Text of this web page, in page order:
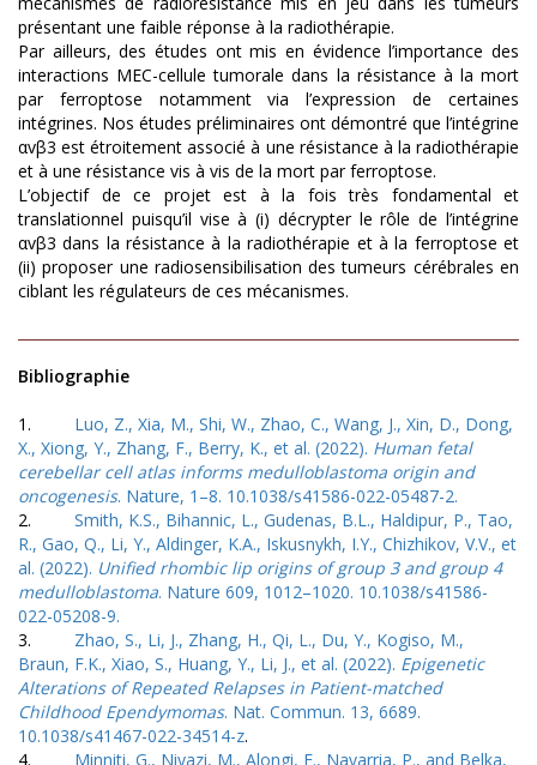
présentant une faible réponse à la radiothérapie.
Par ailleurs, des études ont mis en évidence l’importance des
interactions MEC-cellule tumorale dans la résistance à la mort
par ferroptose notamment via l’expression de certaines
intégrines. Nos études préliminaires ont démontré que l’intégrine
αvβ3 est étroitement associé à une résistance à la radiothérapie
et à une résistance vis à vis de la mort par ferroptose.
L’objectif de ce projet est à la fois très fondamental et
translationnel puisqu’il vise à (i) décrypter le rôle de l’intégrine
αvβ3 dans la résistance à la radiothérapie et à la ferroptose et
(ii) proposer une radiosensibilisation des tumeurs cérébrales en
ciblant les régulateurs de ces mécanismes.
Bibliographie
1. Luo, Z., Xia, M., Shi, W., Zhao, C., Wang, J., Xin, D., Dong,
X., Xiong, Y., Zhang, F., Berry, K., et al. (2022). Human fetal
cerebellar cell atlas informs medulloblastoma origin and
oncogenesis. Nature, 1–8. 10.1038/s41586-022-05487-2.
2. Smith, K.S., Bihannic, L., Gudenas, B.L., Haldipur, P., Tao,
R., Gao, Q., Li, Y., Aldinger, K.A., Iskusnykh, I.Y., Chizhikov, V.V., et
al. (2022). Unified rhombic lip origins of group 3 and group 4
medulloblastoma. Nature 609, 1012–1020. 10.1038/s41586-
022-05208-9.
3. Zhao, S., Li, J., Zhang, H., Qi, L., Du, Y., Kogiso, M.,
Braun, F.K., Xiao, S., Huang, Y., Li, J., et al. (2022). Epigenetic
Alterations of Repeated Relapses in Patient-matched
Childhood Ependymomas. Nat. Commun. 13, 6689.
10.1038/s41467-022-34514-z.
4. Minniti, G., Niyazi, M., Alongi, F., Navarria, P., and Belka,